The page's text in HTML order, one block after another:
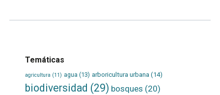
Temáticas
agricultura (11) agua (13) arboricultura urbana(14)
biodiversidad (29) bosques (20)